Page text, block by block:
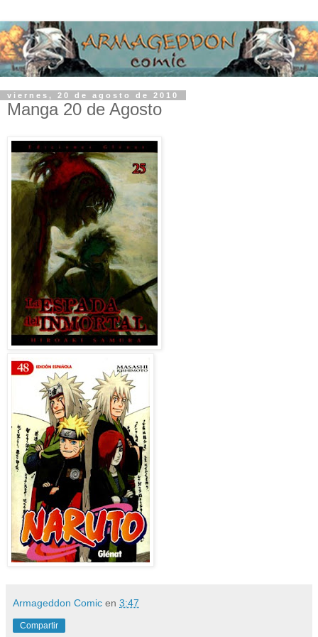
viernes, 20 de agosto de 2010
Manga 20 de Agosto
Armageddon Comic en 3:47
Compartir